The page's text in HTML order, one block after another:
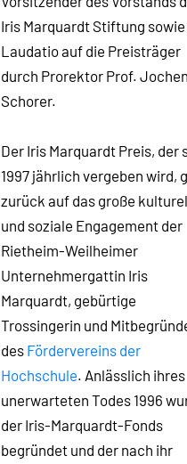
Iris Marquardt Stiftung sowie
Laudatio auf die Preisträger
durch Prorektor Prof. Jochen
Schorer.
Der Iris Marquardt Preis, der
1997 jährlich vergeben wird,
zurück auf das große
und soziale Engagement der
Rietheim-Weilheimer
Unternehmergattin Iris
Marquardt, gebürtige
Trossingerin und
des Fördervereins der
Hochschule. Anlässlich ihres
unerwarteten Todes 1996
der Iris-Marquardt-Fonds
begründet und der nach ihr